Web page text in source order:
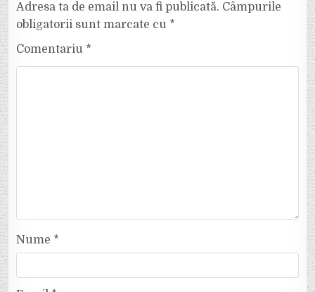
Adresa ta de email nu va fi publicată. Câmpurile
obligatorii sunt marcate cu *
Comentariu *
Nume *